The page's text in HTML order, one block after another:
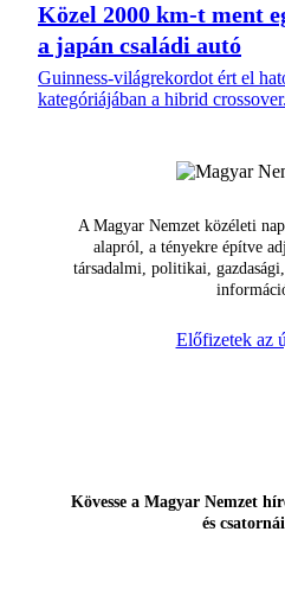
Közel 2000 km-t ment
a japán családi autó
Guinness-világrekordot ért el
kategóriájában a hibrid crossover.
A Magyar Nemzet közéleti
alapról, a tényekre építve
társadalmi, politikai,
Előfizetek az
Kövesse a Magyar Nemzet
és